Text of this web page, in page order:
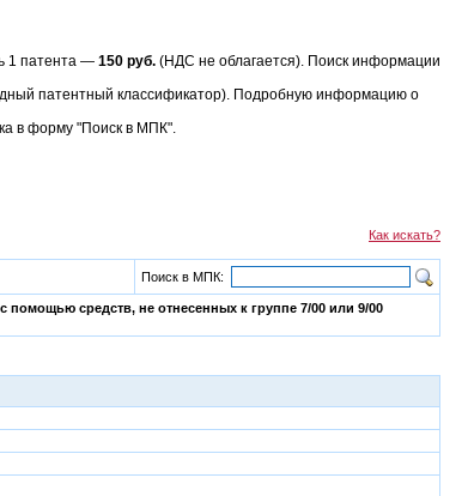
1 патента — 150 руб. (НДС не облагается). Поиск информации
патентный классификатор). Подробную информацию о
в форму "Поиск в МПК".
Как искать?
Поиск в МПК:
средств, не отнесенных к группе 7/00 или 9/00